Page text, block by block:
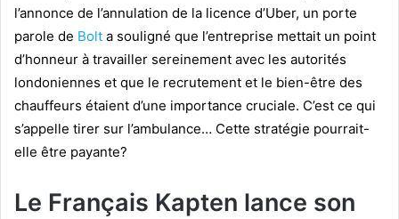
l’annonce de l’annulation de la licence d’Uber, un porte
parole de Bolt a souligné que l’entreprise mettait un point
d’honneur à travailler sereinement avec les autorités
londoniennes et que le recrutement et le bien-être des
chauffeurs étaient d’une importance cruciale. C’est ce qui
s’appelle tirer sur l’ambulance… Cette stratégie pourrait-
elle être payante?
Le Français Kapten lance son